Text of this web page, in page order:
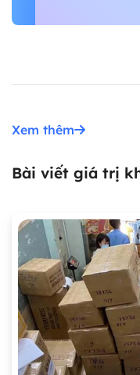
Bài viết giá trị
Xem thêm